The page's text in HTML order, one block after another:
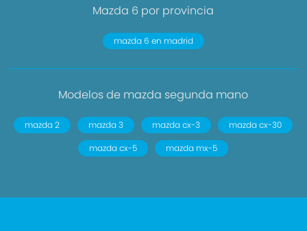
Mazda 6 por provincia
mazda 6 en madrid
Modelos de mazda segunda mano
mazda 2 mazda 3 mazda cx-3
mazda cx-30
mazda cx-5
mazda mx-5